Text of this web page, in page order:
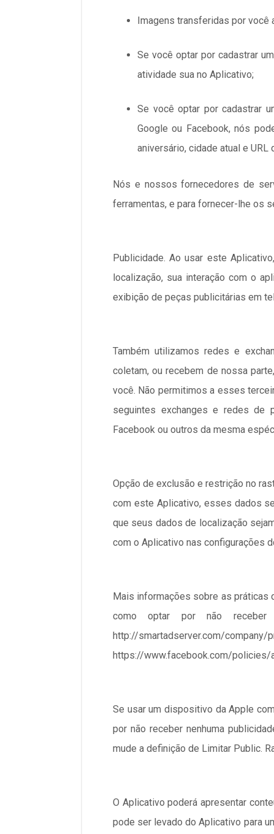
Imagens transferidas por você
Se você optar por cadastrar
atividade sua no Aplicativo;
Se você optar por cadastrar
Google ou Facebook, nós
aniversário, cidade atual e
Nós e nossos fornecedores de
ferramentas, e para fornecer-lhe os
Publicidade. Ao usar este
localização, sua interação com o
exibição de peças publicitárias em
Também utilizamos redes e
coletam, ou recebem de nossa
você. Não permitimos a esses
seguintes exchanges e redes de
Facebook ou outros da mesma
Opção de exclusão e restrição no
com este Aplicativo, esses dados
que seus dados de localização
com o Aplicativo nas configurações
Mais informações sobre as práticas
como optar por não receber
http://smartadserver.com/
https://www.facebook.com/policies/
Se usar um dispositivo da Apple
por não receber nenhuma
mude a definição de Limitar Public.
O Aplicativo poderá apresentar
pode ser levado do Aplicativo para